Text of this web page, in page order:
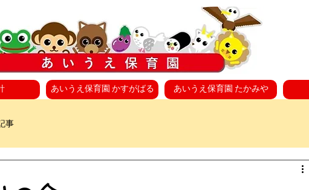
あいうえ保育園 かすがばる あいうえ保育園 たかみや
事